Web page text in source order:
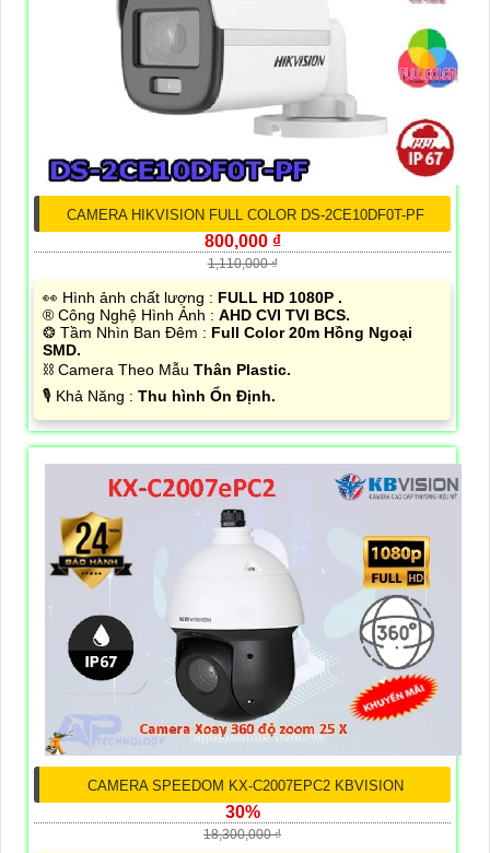
CAMERA HIKVISION FULL COLOR DS-2CE10DF0T-PF
800,000 ₫
1,110,000 ₫
️👀 Hình ảnh chất lượng : FULL HD 1080P .
®️ Công Nghệ Hình Ảnh : AHD CVI TVI BCS.
❂ Tầm Nhìn Ban Đêm : Full Color 20m Hồng Ngoại
SMD.
⛓ Camera Theo Mẫu Thân Plastic.
️🎙 Khả Năng : Thu hình Ổn Định.
CAMERA SPEEDOM KX-C2007EPC2 KBVISION
30%
18,300,000 ₫